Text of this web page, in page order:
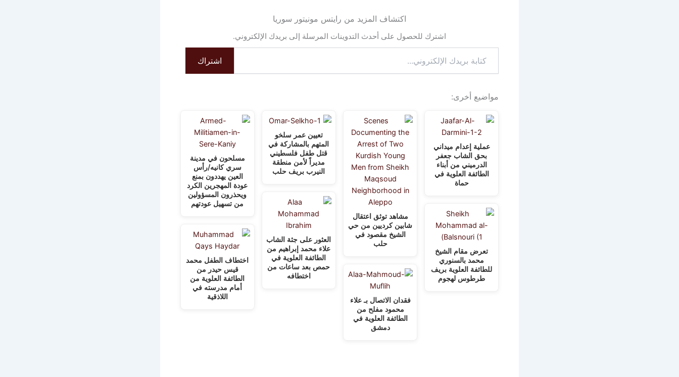
اكتشاف المزيد من رايتس مونيتور سوريا
اشترك للحصول على أحدث التدوينات المرسلة إلى بريدك الإلكتروني.
بريدك
الإلكتروني...
اشتراك
مواضيع أخرى:
عملية إعدام ميداني
بحق الشاب جعفر
الدرميني من أبناء
الطائفة العلوية في
حماة
تعرض مقام الشيخ
محمد بالسنوري
للطائفة العلوية بريف
طرطوس لهجوم
مشاهد توثق اعتقال
شابين كرديين من حي
الشيخ مقصود في
حلب
فقدان الاتصال بـ علاء
محمود مفلح من
الطائفة العلوية في
دمشق
تعيين عمر سلخو
المتهم بالمشاركة في
قتل طفل فلسطيني
مديراً لأمن منطقة
النيرب بريف حلب
العثور على جثة الشاب
علاء محمد إبراهيم من
الطائفة العلوية في
حمص بعد ساعات من
اختطافه
مسلحون في مدينة
سري كانيه/رأس
العين يهددون بمنع
عودة المهجرين الكرد
ويحذرون المسؤولين
من تسهيل عودتهم
اختطاف الطفل محمد
قيس حيدر من
الطائفة العلوية من
أمام مدرسته في
اللاذقية